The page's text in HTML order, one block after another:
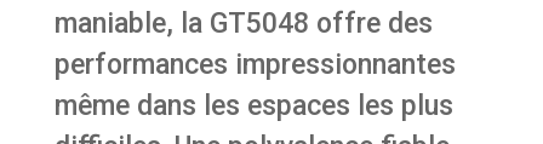
maniable, la GT5048 offre des
performances impressionnantes
même dans les espaces les plus